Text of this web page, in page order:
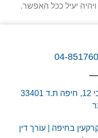
יעיל ככל האפשר.
04-
33401
בחיפה
עורך דין